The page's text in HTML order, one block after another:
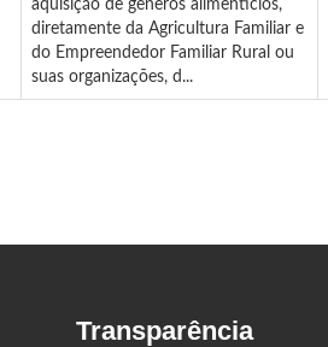
aquisição de gêneros alimentícios,
diretamente da Agricultura Familiar e
do Empreendedor Familiar Rural ou
suas organizações, d...
Transparência